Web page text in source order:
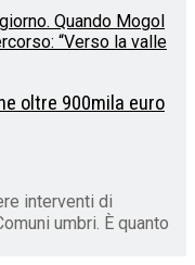
oltre 900mila euro
interventi di
umbri. È quanto